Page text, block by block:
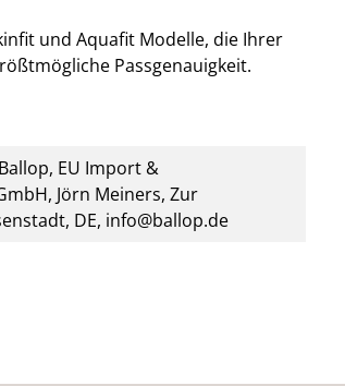
und Aquafit Modelle, die Ihrer
Passgenauigkeit.
EU Import &
Jörn Meiners, Zur
DE, info@ballop.de